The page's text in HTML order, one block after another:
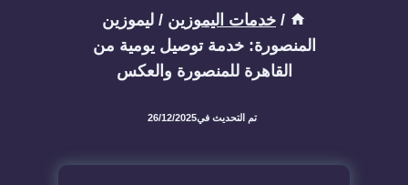
/ خدمات اليموزين / ليموزين
المنصورة: خدمة توصيل يومية من
القاهرة للمنصورة والعكس
تم التحديث في26/12/2025